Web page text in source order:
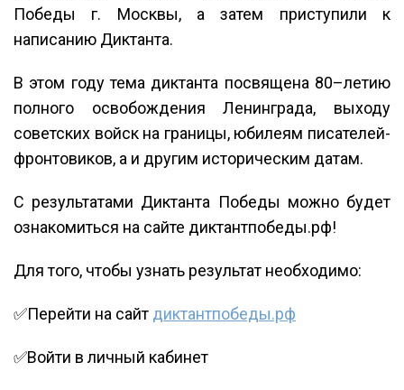
Победы г. Москвы, а затем приступили к
написанию Диктанта.
В этом году тема диктанта посвящена 80–летию
полного освобождения Ленинграда, выходу
советских войск на границы, юбилеям писателей-
фронтовиков, а и другим историческим датам.
С результатами Диктанта Победы можно будет
ознакомиться на сайте диктантпобеды.рф!
Для того, чтобы узнать результат необходимо:
✅Перейти на сайт диктантпобеды.рф
✅Войти в личный кабинет